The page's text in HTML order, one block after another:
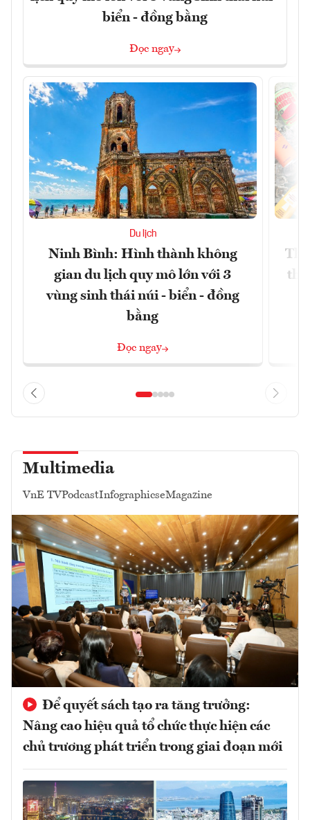
biển - đồng bằng
Đọc ngay
Du lịch
Ninh Bình: Hình thành không
gian du lịch quy mô lớn với 3
vùng sinh thái núi - biển - đồng
bằng
Đọc ngay
Multimedia
VnE TVPodcastInfographicseMagazine
Để quyết sách tạo ra tăng trưởng:
Nâng cao hiệu quả tổ chức thực hiện các
chủ trương phát triển trong giai đoạn mới